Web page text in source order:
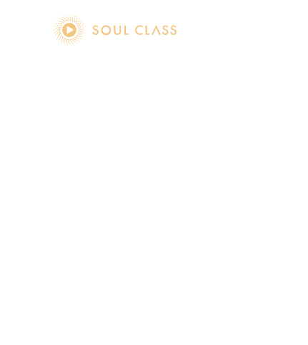
soul class